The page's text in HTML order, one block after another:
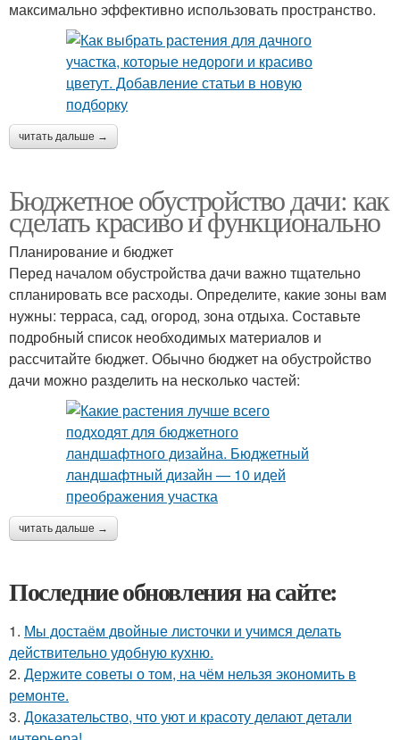
максимально эффективно использовать пространство.
читать дальше →
Бюджетное обустройство дачи: как
сделать красиво и функционально
Планирование и бюджет
Перед началом обустройства дачи важно тщательно
спланировать все расходы. Определите, какие зоны вам
нужны: терраса, сад, огород, зона отдыха. Составьте
подробный список необходимых материалов и
рассчитайте бюджет. Обычно бюджет на обустройство
дачи можно разделить на несколько частей:
читать дальше →
Последние обновления на сайте:
1. Мы достаём двойные листочки и учимся делать
действительно удобную кухню.
2. Держите советы о том, на чём нельзя экономить в
ремонте.
3. Доказательство, что уют и красоту делают детали